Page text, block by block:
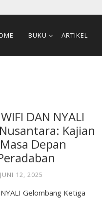
BUKU ARTIKEL
DAN NYALI
Kajian
Depan
JUNI 12, 2025
Gelombang Ketiga